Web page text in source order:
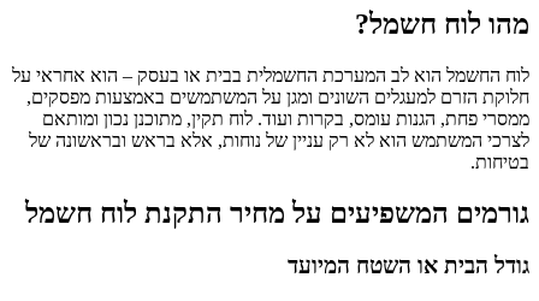
מהו לוח חשמל?
לוח החשמל הוא לב המערכת החשמלית בבית או בעסק – הוא אחראי על
חלוקת הזרם למעגלים השונים ומגן על המשתמשים באמצעות מפסקים,
ממסרי פחת, הגנות עומס, בקרות ועוד. לוח תקין, מתוכנן נכון ומותאם
לצרכי המשתמש הוא לא רק עניין של נוחות, אלא בראש ובראשונה של
בטיחות.
גורמים המשפיעים על מחיר התקנת לוח חשמל
גודל הבית או השטח המיועד